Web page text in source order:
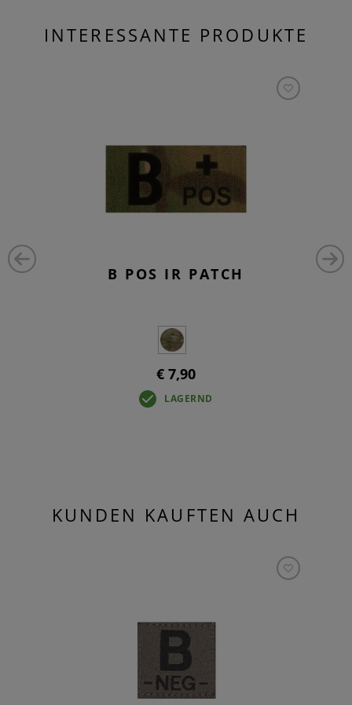
INTERESSANTE PRODUKTE
B POS IR PATCH
€ 7,90
LAGERND
KUNDEN KAUFTEN AUCH